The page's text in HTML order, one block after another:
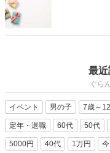
最近
ぐら
イベント 男の子 7歳～
定年・退職 60代 50代
5000円 40代 1万円